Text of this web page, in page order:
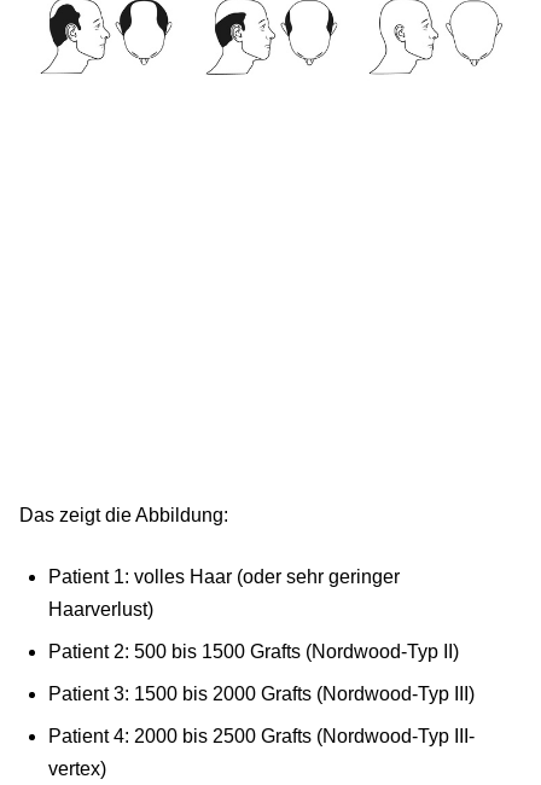
Das zeigt die Abbildung:
Patient 1: volles Haar (oder sehr geringer
Haarverlust)
Patient 2: 500 bis 1500 Grafts (Nordwood-Typ II)
Patient 3: 1500 bis 2000 Grafts (Nordwood-Typ III)
Patient 4: 2000 bis 2500 Grafts (Nordwood-Typ III-
vertex)